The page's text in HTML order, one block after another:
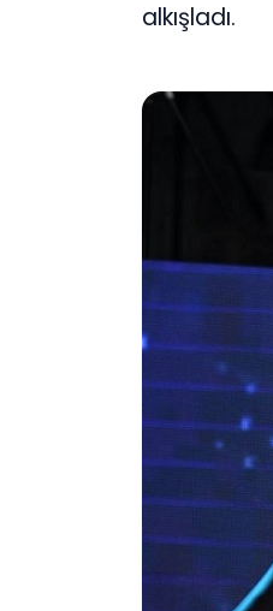
alkışladı.